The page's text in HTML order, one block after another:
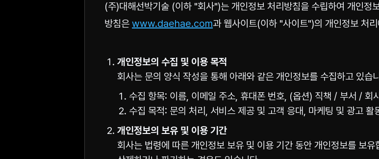
(주)대해선박기술 (이하 "회사")는 개인정보 처리방침을 수립하여 개인정
방침은 www.daehae.com과 웹사이트(이하 "사이트")의 개인정보 처
개인정보의 수집 및 이용 목적
회사는 문의 양식 작성을 통해 아래와 같은 개인정보를 수집하고 있습
수집 항목: 이름, 이메일 주소, 휴대폰 번호, (옵션) 직책 / 부서 / 회
수집 목적: 문의 처리, 서비스 제공 및 고객 응대, 마케팅 및 광고 활
개인정보의 보유 및 이용 기간
회사는 법령에 따른 개인정보 보유 및 이용 기간 동안 개인정보를 보